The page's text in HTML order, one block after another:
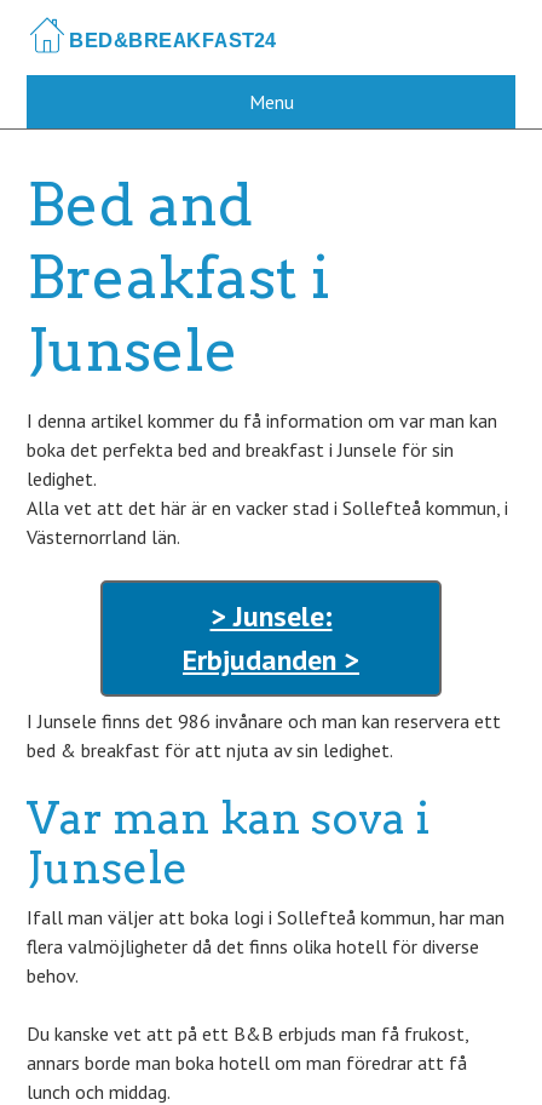
main
Menu
Bed and
Breakfast i
Junsele
I denna artikel kommer du få information om var man kan
boka det perfekta bed and breakfast i Junsele för sin
ledighet.
Alla vet att det här är en vacker stad i Sollefteå kommun, i
Västernorrland län.
> Junsele:
Erbjudanden >
I Junsele finns det 986 invånare och man kan reservera ett
bed & breakfast för att njuta av sin ledighet.
Var man kan sova i
Junsele
Ifall man väljer att boka logi i Sollefteå kommun, har man
flera valmöjligheter då det finns olika hotell för diverse
behov.
Du kanske vet att på ett B&B erbjuds man få frukost,
annars borde man boka hotell om man föredrar att få
lunch och middag.